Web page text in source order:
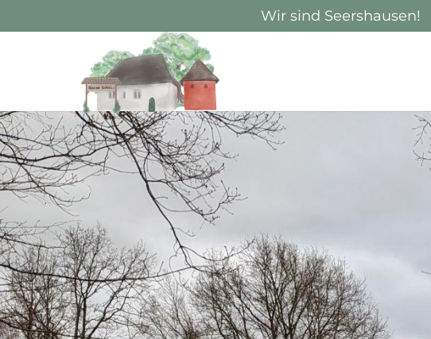
Wir sind Seershausen!